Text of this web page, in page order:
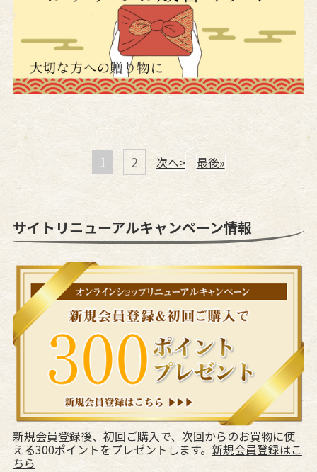
1 2 次へ> 最後»
サイトリニューアルキャンペーン情報
新規会員登録後、初回ご購入で、次回からのお買物に使
える300ポイントをプレゼントします。 新規会員登録はこ
ちら